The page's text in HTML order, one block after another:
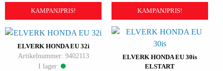
KAMPANJPRIS! KAMPANJPRIS!
ELVERK HONDA EU 32i
Artikelnummer: 9402113
I lager:
ELVERK HONDA EU 30is
ELSTART